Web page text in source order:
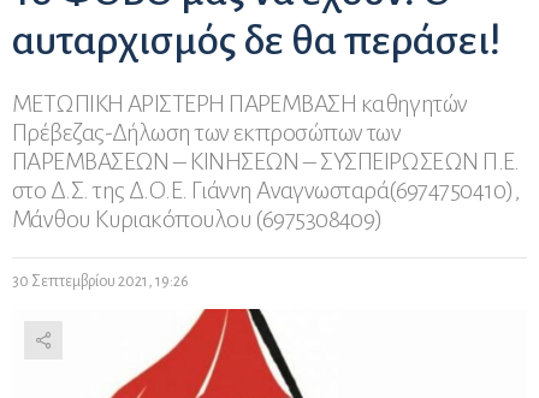
αυταρχισμός δε θα περάσει!
ΜΕΤΩΠΙΚΗ ΑΡΙΣΤΕΡΗ ΠΑΡΕΜΒΑΣΗ καθηγητών
Πρέβεζας-Δήλωση των εκπροσώπων των
ΠΑΡΕΜΒΑΣΕΩΝ – ΚΙΝΗΣΕΩΝ – ΣΥΣΠΕΙΡΩΣΕΩΝ Π.Ε.
στο Δ.Σ. της Δ.Ο.Ε. Γιάννη Αναγνωσταρά(6974750410),
Μάνθου Κυριακόπουλου (6975308409)
30 Σεπτεμβρίου 2021, 19:26